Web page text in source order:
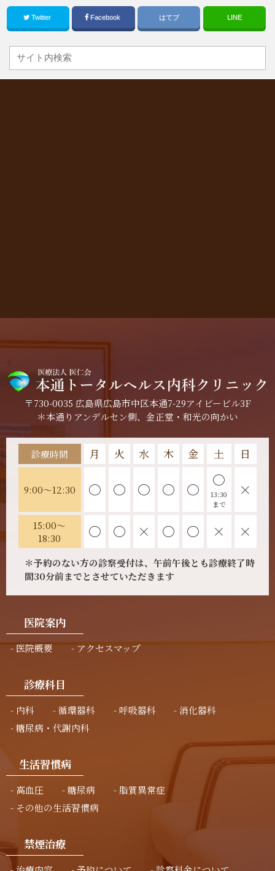
Twitter Facebook はてブ LINE
4
〒730-0035 広島県広島市中区本通7-29アイビービル3F
＊本通りアンデルセン側、金正堂・和光の向かい
診療時間 月 火 水 木 金 土 日
9:00～12:30 〇 〇 〇 〇 〇
〇
13:30
まで
×
15:00～
18:30
〇 〇 × 〇 〇 × ×
＊予約のない方の診察受付は、午前午後とも診療終了時
間30分前までとさせていただきます
医院案内
医院概要 アクセスマップ
診療科目
内科 循環器科 呼吸器科
消化器科
糖尿病・代謝内科
生活習慣病
高血圧 糖尿病
脂質異常症
その他の生活習慣病
禁煙治療